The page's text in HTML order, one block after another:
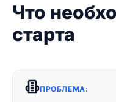
Что
старта
ПРОБЛЕМА: